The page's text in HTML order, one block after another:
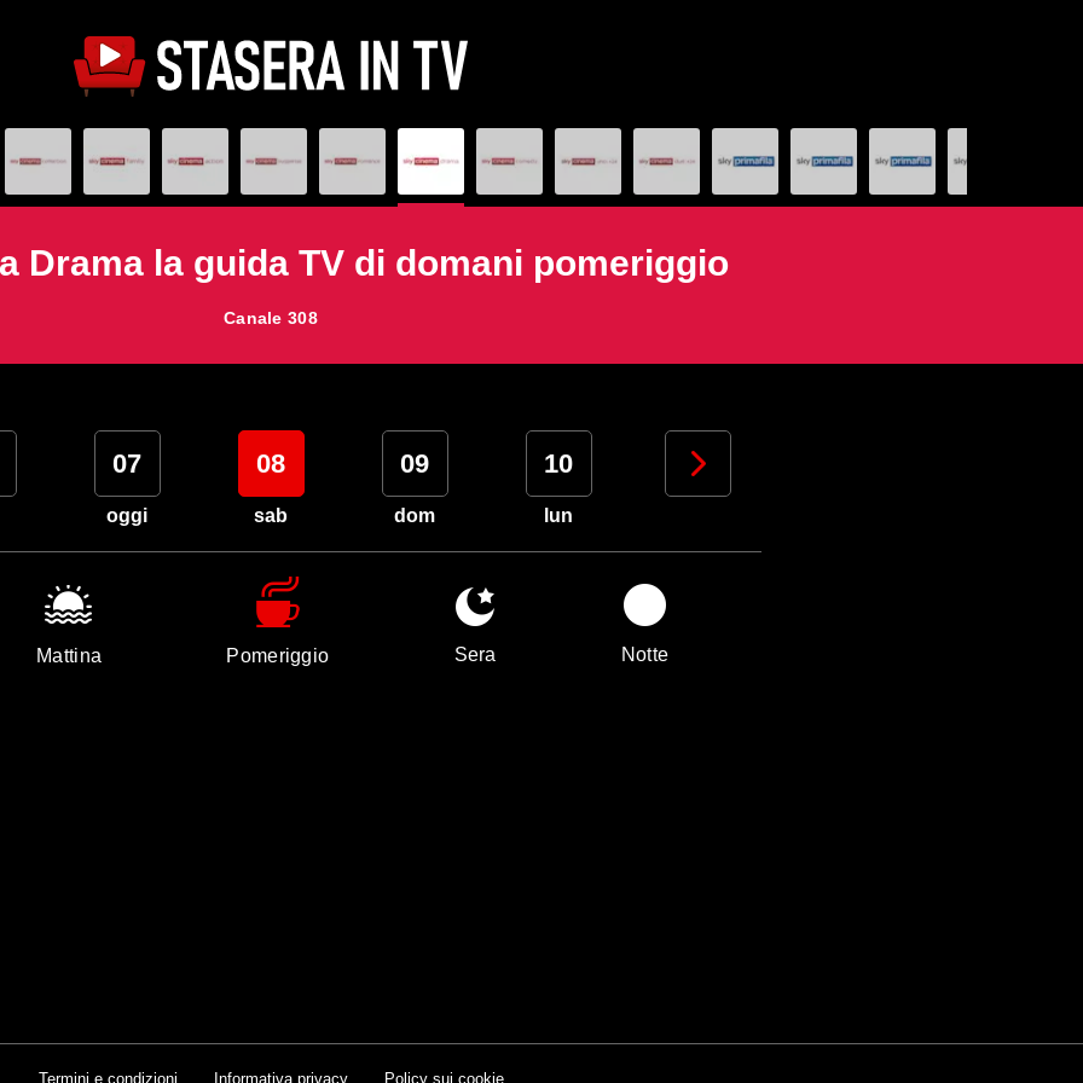
Drama la guida TV di domani pomeriggio
Canale 308
07
oggi
08
sab
09
dom
10
lun
11
Mattina Pomeriggio Sera Notte
Termini e condizioni Informativa privacy Policy sui cookie